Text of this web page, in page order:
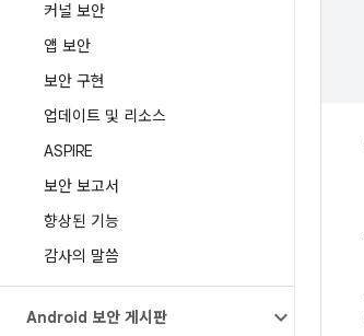
커널 보안
앱 보안
보안 구현
업데이트 및 리소스
ASPIRE
보안 보고서
향상된 기능
감사의 말씀
Android 보안 게시판